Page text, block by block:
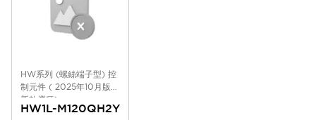
HW系列 (螺絲端子型) 控
制元件 ( 2025年10月版
新款機種)
HW1L-M120QH2Y